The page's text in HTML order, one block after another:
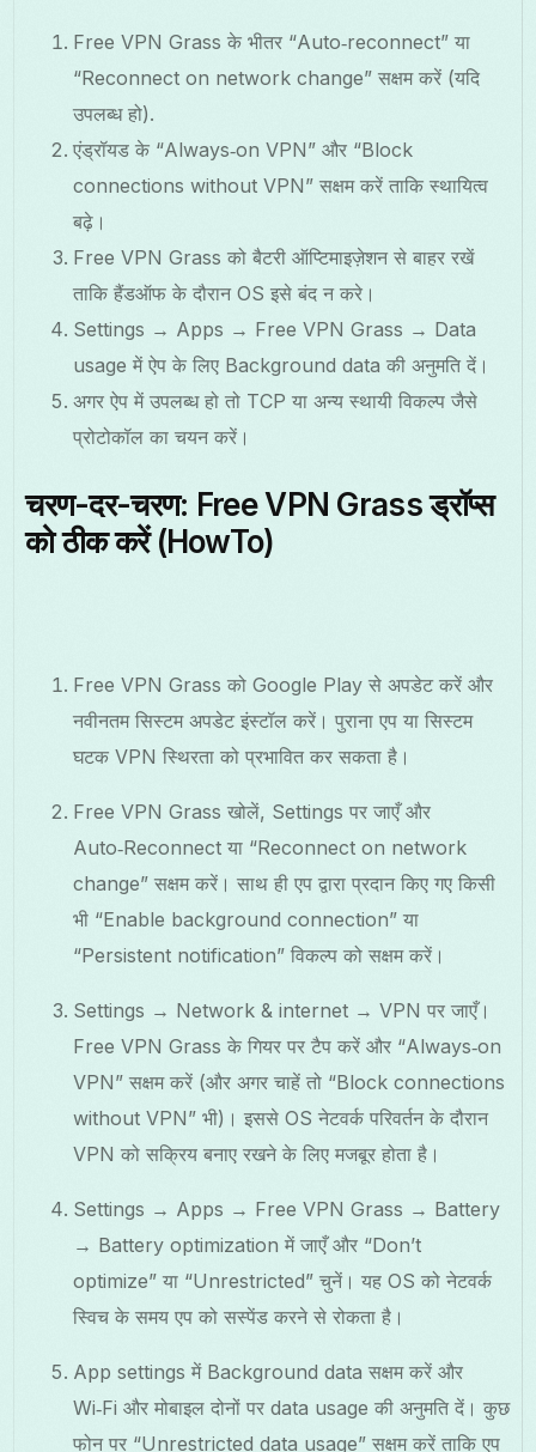
Free VPN Grass के भीतर “Auto‑reconnect” या
“Reconnect on network change” सक्षम करें (यदि
उपलब्ध हो).
एंड्रॉयड के “Always‑on VPN” और “Block
connections without VPN” सक्षम करें ताकि स्थायित्व
बढ़े।
Free VPN Grass को बैटरी ऑप्टिमाइज़ेशन से बाहर रखें
ताकि हैंडऑफ के दौरान OS इसे बंद न करे।
Settings → Apps → Free VPN Grass → Data
usage में ऐप के लिए Background data की अनुमति दें।
अगर ऐप में उपलब्ध हो तो TCP या अन्य स्थायी विकल्प जैसे
प्रोटोकॉल का चयन करें।
चरण-दर-चरण: Free VPN Grass ड्रॉप्स
को ठीक करें (HowTo)
Free VPN Grass को Google Play से अपडेट करें और
नवीनतम सिस्टम अपडेट इंस्टॉल करें। पुराना एप या सिस्टम
घटक VPN स्थिरता को प्रभावित कर सकता है।
Free VPN Grass खोलें, Settings पर जाएँ और
Auto‑Reconnect या “Reconnect on network
change” सक्षम करें। साथ ही एप द्वारा प्रदान किए गए किसी
भी “Enable background connection” या
“Persistent notification” विकल्प को सक्षम करें।
Settings → Network & internet → VPN पर जाएँ।
Free VPN Grass के गियर पर टैप करें और “Always‑on
VPN” सक्षम करें (और अगर चाहें तो “Block connections
without VPN” भी)। इससे OS नेटवर्क परिवर्तन के दौरान
VPN को सक्रिय बनाए रखने के लिए मजबूर होता है।
Settings → Apps → Free VPN Grass → Battery
→ Battery optimization में जाएँ और “Don’t
optimize” या “Unrestricted” चुनें। यह OS को नेटवर्क
स्विच के समय एप को सस्पेंड करने से रोकता है।
App settings में Background data सक्षम करें और
Wi‑Fi और मोबाइल दोनों पर data usage की अनुमति दें। कुछ
फोन पर “Unrestricted data usage” सक्षम करें ताकि एप